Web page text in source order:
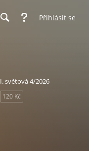
Přihlásit se
I. světová 4/2026
120 Kč